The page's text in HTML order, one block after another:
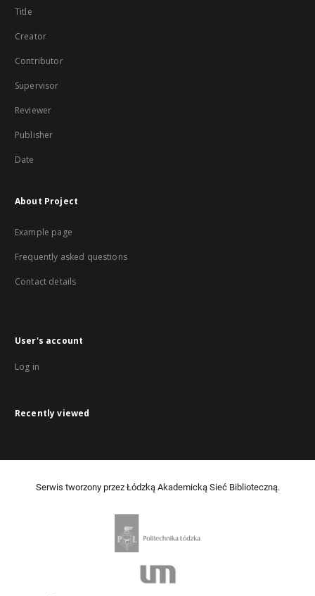
Title
Creator
Contributor
Supervisor
Reviewer
Publisher
Date
About Project
Example page
Frequently asked questions
Contact details
User's account
Log in
Recently viewed
Serwis tworzony przez Łódzką Akademicką Sieć Biblioteczną.